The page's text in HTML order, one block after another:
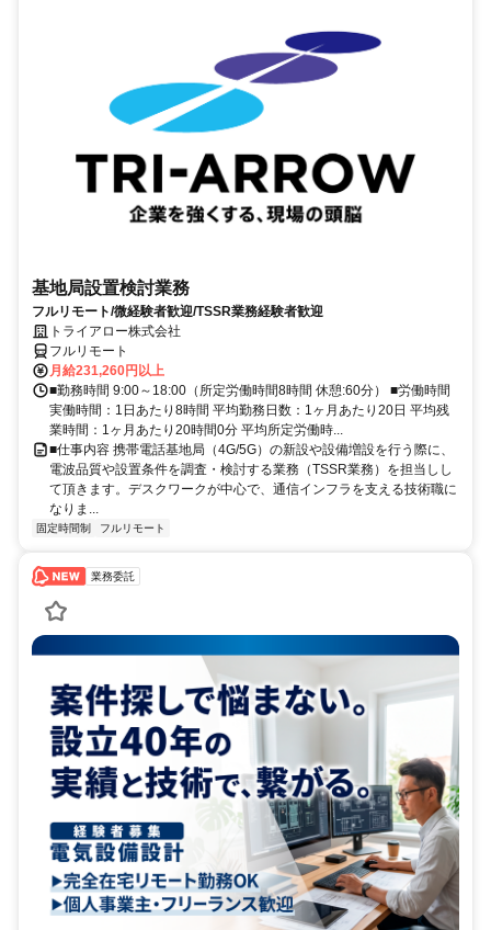
基地局設置検討業務
フルリモート/微経験者歓迎/TSSR業務経験者歓迎
トライアロー株式会社
フルリモート
月給231,260円以上
■勤務時間 9:00～18:00（所定労働時間8時間 休憩:60分） ■労働時間
実働時間：1日あたり8時間 平均勤務日数：1ヶ月あたり20日 平均残
業時間：1ヶ月あたり20時間0分 平均所定労働時...
■仕事内容 携帯電話基地局（4G/5G）の新設や設備増設を行う際に、
電波品質や設置条件を調査・検討する業務（TSSR業務）を担当しし
て頂きます。デスクワークが中心で、通信インフラを支える技術職に
なりま...
固定時間制 フルリモート
業務委託